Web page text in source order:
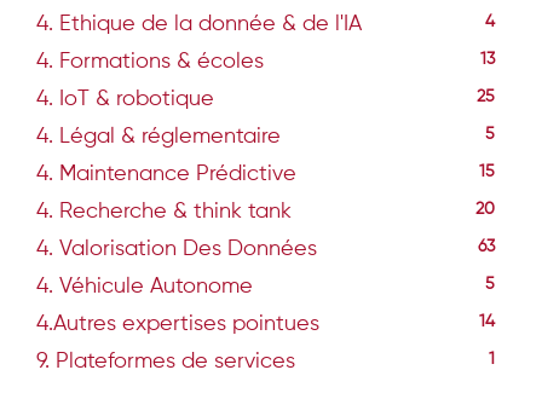
4. Ethique de la donnée & de l'IA 4
4. Formations & écoles 13
4. IoT & robotique 25
4. Légal & réglementaire 5
4. Maintenance Prédictive 15
4. Recherche & think tank 20
4. Valorisation Des Données 63
4. Véhicule Autonome 5
4.Autres expertises pointues 14
9. Plateformes de services